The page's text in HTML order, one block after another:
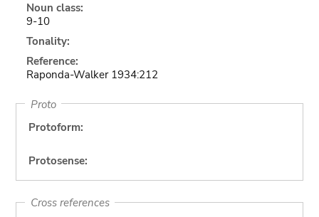
Noun class:
9-10
Tonality:
Reference:
Raponda-Walker 1934:212
Proto
Protoform:
Protosense:
Cross references